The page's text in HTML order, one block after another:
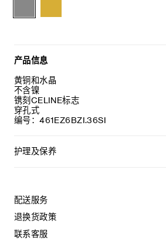
产品信息
黄铜和水晶
不含镍
镌刻CELINE标志
穿孔式
编号：461EZ6BZI.36SI
护理及保养
弯折珠宝，尤其是质地坚硬的手镯，以避
弹簧功能的部件不得接触海水或腐蚀性
化学物质。所有珠宝均不含镍。
配送服务
退换货政策
联系客服